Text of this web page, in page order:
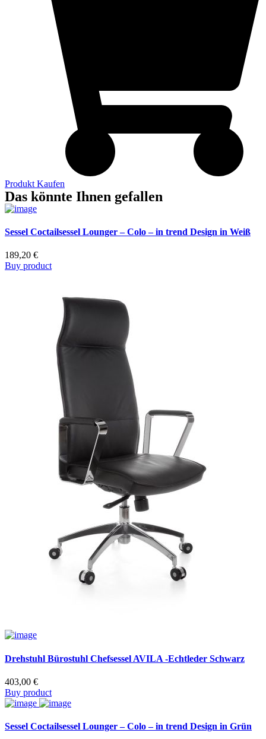
Produkt Kaufen
Das könnte Ihnen gefallen
Sessel Coctailsessel Lounger – Colo – in trend Design in Weiß
189,20 €
Buy product
Drehstuhl Bürostuhl Chefsessel AVILA -Echtleder Schwarz
403,00 €
Buy product
Sessel Coctailsessel Lounger – Colo – in trend Design in Grün